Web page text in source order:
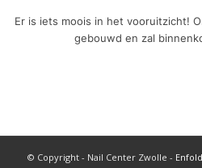
Er is iets moois in het vooruitzicht!
gebouwd en zal
© Copyright - Nail Center Zwolle -